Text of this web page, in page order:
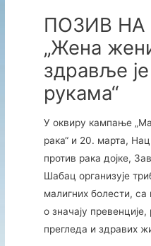
ПОЗИВ НА
„Жена
здравље
рукама“
У оквиру кампање
рака“ и 20. марта,
против рака дојке,
Шабац организује
малигних болести,
о значају
прегледа и здравих